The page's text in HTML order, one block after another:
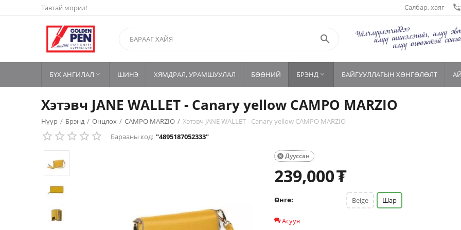
Тавтай морил! Салбар, хаяг settings_phone

БҮХ АНГИЛАЛ  ШИНЭ ХЯМДРАЛ, УРАМШУУЛАЛ БӨӨНИЙ БРЭНД  БАЙГУУЛЛАГЫН ХӨНГӨЛӨЛТ
Хэтэвч JANE WALLET - Canary yellow CAMPO MARZIO
Нүүр / Брэнд / Онцлох / CAMPO MARZIO / Хэтэвч JANE WALLET - Canary yellow CAMPO MARZIO
Барааны код: "4895187052333"
Дууссан

239,000₮
Өнгө: Beige Шар
Асууя